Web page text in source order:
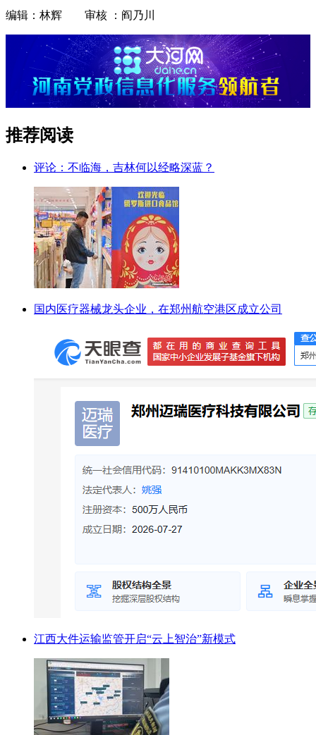
编辑：林辉 审核 ：阎乃川
推荐阅读
评论：不临海，吉林何以经略深蓝？
国内医疗器械龙头企业，在郑州航空港区成立公司
江西大件运输监管开启“云上智治”新模式